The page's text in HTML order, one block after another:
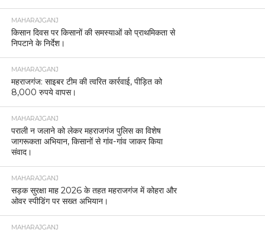
MAHARAJGANJ
किसान दिवस पर किसानों की समस्याओं को प्राथमिकता से
निपटाने के निर्देश।
MAHARAJGANJ
महराजगंज: साइबर टीम की त्वरित कार्रवाई, पीड़ित को
8,000 रुपये वापस।
MAHARAJGANJ
पराली न जलाने को लेकर महराजगंज पुलिस का विशेष
जागरूकता अभियान, किसानों से गांव-गांव जाकर किया
संवाद।
MAHARAJGANJ
सड़क सुरक्षा माह 2026 के तहत महराजगंज में कोहरा और
ओवर स्पीडिंग पर सख्त अभियान।
MAHARAJGANJ